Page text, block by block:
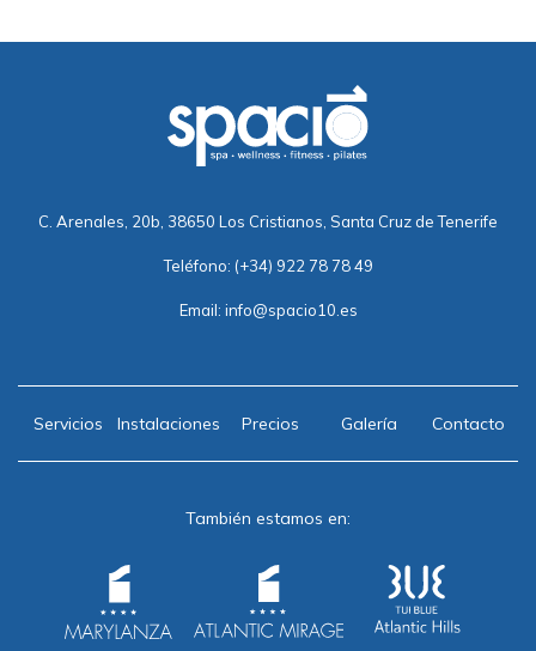
C. Arenales, 20b, 38650 Los Cristianos, Santa Cruz de Tenerife
Teléfono: (+34) 922 78 78 49
Email: info@spacio10.es
Servicios Instalaciones Precios Galería Contacto
También estamos en: